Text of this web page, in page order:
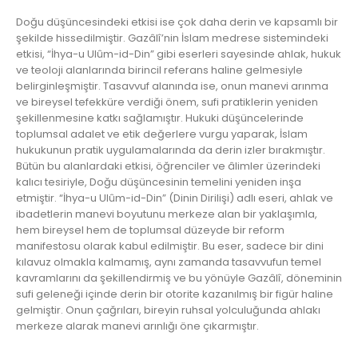
Doğu düşüncesindeki etkisi ise çok daha derin ve kapsamlı bir
şekilde hissedilmiştir. Gazâlî’nin İslam medrese sistemindeki
etkisi, “İhya-u Ulûm-id-Din” gibi eserleri sayesinde ahlak, hukuk
ve teoloji alanlarında birincil referans haline gelmesiyle
belirginleşmiştir. Tasavvuf alanında ise, onun manevi arınma
ve bireysel tefekküre verdiği önem, sufi pratiklerin yeniden
şekillenmesine katkı sağlamıştır. Hukuki düşüncelerinde
toplumsal adalet ve etik değerlere vurgu yaparak, İslam
hukukunun pratik uygulamalarında da derin izler bırakmıştır.
Bütün bu alanlardaki etkisi, öğrenciler ve âlimler üzerindeki
kalıcı tesiriyle, Doğu düşüncesinin temelini yeniden inşa
etmiştir. “İhya-u Ulûm-id-Din” (Dinin Dirilişi) adlı eseri, ahlak ve
ibadetlerin manevi boyutunu merkeze alan bir yaklaşımla,
hem bireysel hem de toplumsal düzeyde bir reform
manifestosu olarak kabul edilmiştir. Bu eser, sadece bir dini
kılavuz olmakla kalmamış, aynı zamanda tasavvufun temel
kavramlarını da şekillendirmiş ve bu yönüyle Gazâlî, döneminin
sufi geleneği içinde derin bir otorite kazanılmış bir figür haline
gelmiştir. Onun çağrıları, bireyin ruhsal yolculuğunda ahlakı
merkeze alarak manevi arınlığı öne çıkarmıştır.